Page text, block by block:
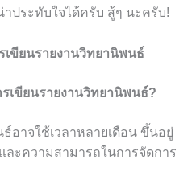
ประทับใจได้ครับ สู้ๆ นะครับ!
ขียนรายงานวิทยานิพนธ์
รเขียนรายงานวิทยานิพนธ์?
อาจใช้เวลาหลายเดือน ขึ้นอยู่
ะความสามารถในการจัดการ